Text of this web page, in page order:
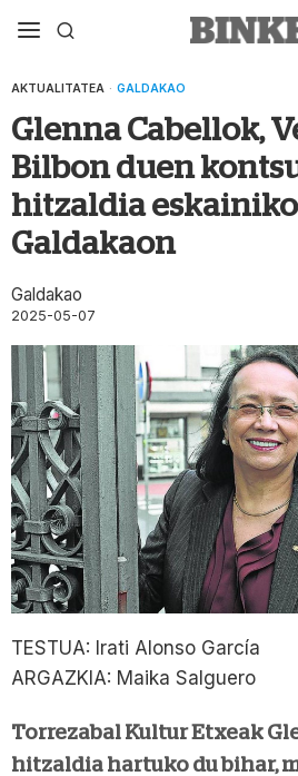
AKTUALITATEA · GALDAKAO
Glenna Cabellok,
Bilbon duen
hitzaldia
Galdakaon
Galdakao
2025-05-07
TESTUA: Irati Alonso García
ARGAZKIA: Maika Salguero
Torrezabal Kultur Etxeak
hitzaldia hartuko du bihar,